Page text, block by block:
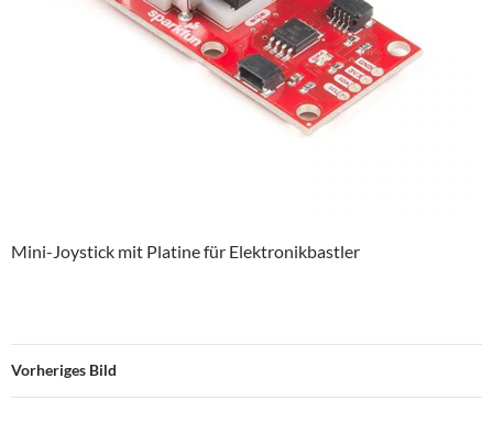
Mini-Joystick mit Platine für Elektronikbastler
Vorheriges Bild